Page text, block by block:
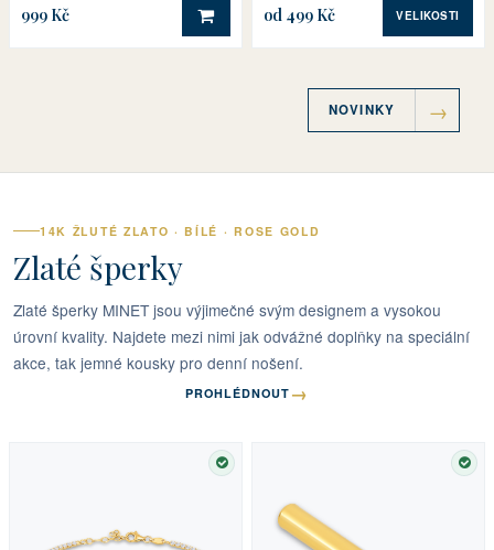
999 Kč DO KOŠÍKU
od 499 Kč VELIKOSTI
NOVINKY
14K ŽLUTÉ ZLATO · BÍLÉ · ROSE GOLD
Zlaté šperky
Zlaté šperky MINET jsou výjimečné svým designem a vysokou
úrovní kvality. Najdete mezi nimi jak odvážné doplňky na speciální
akce, tak jemné kousky pro denní nošení.
PROHLÉDNOUT →
SKLADEM